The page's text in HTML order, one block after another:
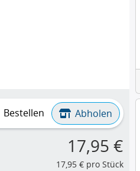
Bestellen Abholen
17,95 €
17,95 € pro Stück